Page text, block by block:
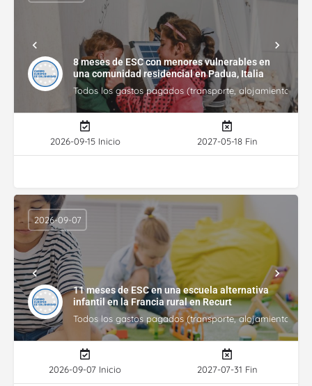
8 meses de ESC con menores vulnerables en
una comunidad residencial en Padua, Italia
Todos los gastos pagados (transporte, alojamiento,
2026-09-15 Inicio 2027-05-18 Fin
11 meses de ESC en una escuela alternativa
infantil en la Francia rural en Recurt
Todos los gastos pagados (transporte, alojamiento,
2026-09-07
2026-09-07 Inicio 2027-07-31 Fin